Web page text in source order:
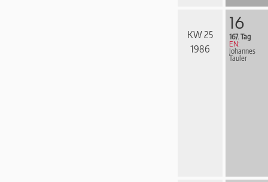
KW 25
1986
16
167. Tag
EN:
Johannes
Tauler